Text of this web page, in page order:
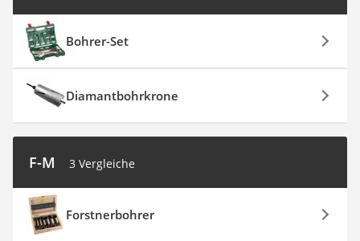
Bohrer-Set
Diamantbohrkrone
F-M 3 Vergleiche
Forstnerbohrer